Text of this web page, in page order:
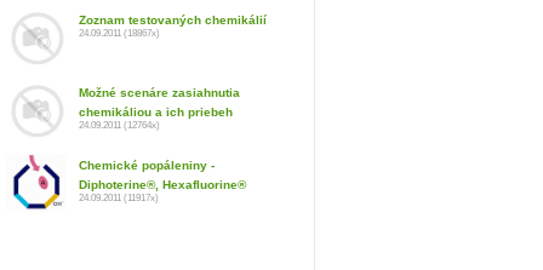
Zoznam testovaných chemikálií
24.09.2011 (18867x)
Možné scenáre zasiahnutia
chemikáliou a ich priebeh
24.09.2011 (12764x)
Chemické popáleniny -
Diphoterine®, Hexafluorine®
24.09.2011 (11917x)